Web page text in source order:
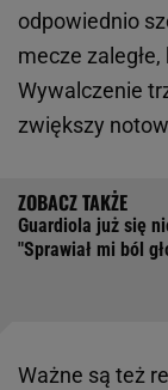
odpowiednio
mecze
Wywalczenie
zwiększy
Guardiola już się
"Sprawiał mi ból
Ważne są też